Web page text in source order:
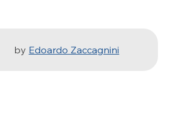
by Edoardo Zaccagnini